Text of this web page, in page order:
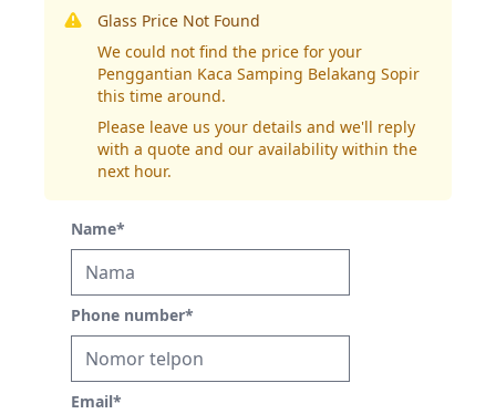
Glass Price Not Found
We could not find the price for your
Penggantian Kaca Samping Belakang Sopir
this time around.
Please leave us your details and we'll reply
with a quote and our availability within the
next hour.
Name*
Phone number*
Email*